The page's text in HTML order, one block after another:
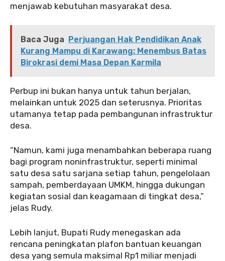
menjawab kebutuhan masyarakat desa.
Baca Juga Perjuangan Hak Pendidikan Anak
Kurang Mampu di Karawang: Menembus Batas
Birokrasi demi Masa Depan Karmila
Perbup ini bukan hanya untuk tahun berjalan,
melainkan untuk 2025 dan seterusnya. Prioritas
utamanya tetap pada pembangunan infrastruktur
desa.
“Namun, kami juga menambahkan beberapa ruang
bagi program noninfrastruktur, seperti minimal
satu desa satu sarjana setiap tahun, pengelolaan
sampah, pemberdayaan UMKM, hingga dukungan
kegiatan sosial dan keagamaan di tingkat desa,”
jelas Rudy.
Lebih lanjut, Bupati Rudy menegaskan ada
rencana peningkatan plafon bantuan keuangan
desa yang semula maksimal Rp1 miliar menjadi